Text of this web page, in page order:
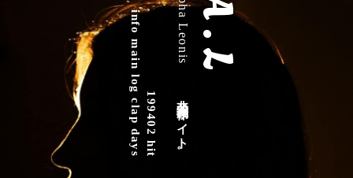
非公式二次創作サイト。
199402 hit
info
main
log
clap
days